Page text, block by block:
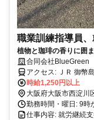
職業訓練指導員
植物と珈琲の香りに囲
合同会社BlueGreen
アクセス: ＪＲ 御幣島、阪神千船駅、大阪シティバス歌島橋から徒歩
で通勤可能
時給1,250円以上
大阪府大阪市西淀川
勤務時間・曜日: 9時
仕事内容: 就労継続